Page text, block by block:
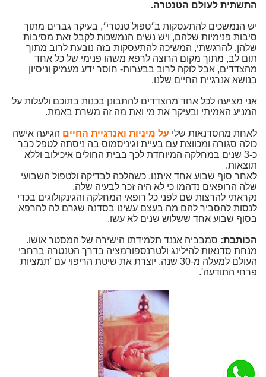
התשתית לעולם הטנטרה.
יש הנמשכים להתעסקות ב׳טפול טנטרי׳, בעיקר גברים מתוך
סיבות פנימיות שלהם, ויש נשים הנמשכות לקבל זאת מסיבות
שלהן. להרגשתי, המשיכה להתעסקות בזה נובעת לרוב מתוך
תום לב, מתוך מקום הרוצה לרפא משהו פנימי של כל אחד
מהצדדים, אבל לוקה לרוב בבערות- חוסר ידע מעמיק וניסיון
בנושא אנרגיית החיים שלנו.
אני מציעה לכל אחד מהצדדים להתבונן בכנות בתוכם ולעלות על
המניע האמיתי ובעיקר את מי ואת מה זה משרת באמת.
לאחת מהסדנאות שלי על מיניות ואנרגיית החיים הגיעה אישה
כולה סגורה ומכווצת עם בעיית וגיניסמוס בה ניסתה לטפל כבר
כ-3 שנים במחלקה המיוחדת לכך בבית החולים איכילוב וללא
תוצאות.
לאחר סוף שבוע אחד איתנו, כשהלכה לבדיקה ולטפול השבועי
שלה הרופאים נדהמו כי לא היה זכר לבעיה שלה.
נקראתי להרצות שם לפני כל רופאי המחלקה והגינקולוגים בכדי
לנסות להסביר להם מה בעצם עשינו בסדנה שגרם לה להרפא
בסוף שבוע אחד ששלוש שנים לא עשו.
הכותבת: סמבביה אננד תלמידתו הישירה של המסטר אושו.
מנחת סדנאות להילינג ולטרנספורמציה בדרך הטנטרה ברחבי
העולם למעלה מ-30 שנה. יוצרת את שיטת הריפוי עם 'תמציות
פרחי התודעה'.